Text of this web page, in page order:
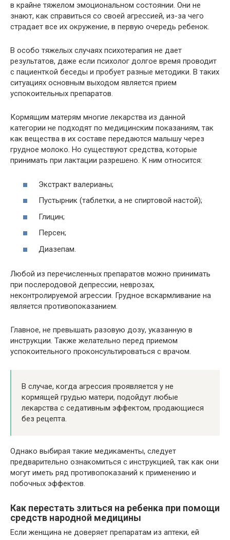
в крайне тяжелом эмоциональном состоянии. Они не
знают, как справиться со своей агрессией, из-за чего
страдает все их окружение, в первую очередь ребенок.
В особо тяжелых случаях психотерапия не дает
результатов, даже если психолог долгое время проводит
с пациенткой беседы и пробует разные методики. В таких
ситуациях основным выходом является прием
успокоительных препаратов.
Кормящим матерям многие лекарства из данной
категории не подходят по медицинским показаниям, так
как вещества в их составе передаются малышу через
грудное молоко. Но существуют средства, которые
принимать при лактации разрешено. К ним относится:
Экстракт валерианы;
Пустырник (таблетки, а не спиртовой настой);
Глицин;
Персен;
Диазепам.
Любой из перечисленных препаратов можно принимать
при послеродовой депрессии, неврозах,
неконтролируемой агрессии. Грудное вскармливание на
является противопоказанием.
Главное, не превышать разовую дозу, указанную в
инструкции. Также желательно перед приемом
успокоительного проконсультироваться с врачом.
В случае, когда агрессия проявляется у не
кормящей грудью матери, подойдут любые
лекарства с седативным эффектом, продающиеся
без рецепта.
Однако выбирая такие медикаменты, следует
предварительно ознакомиться с инструкцией, так как они
могут иметь ряд противопоказаний к применению и
побочных эффектов.
Как перестать злиться на ребенка при помощи
средств народной медицины
Если женщина не доверяет препаратам из аптеки, ей